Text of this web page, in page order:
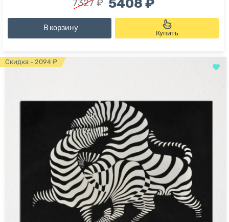
7327 ₽
В корзину
Купить
Скидка - 2094 ₽